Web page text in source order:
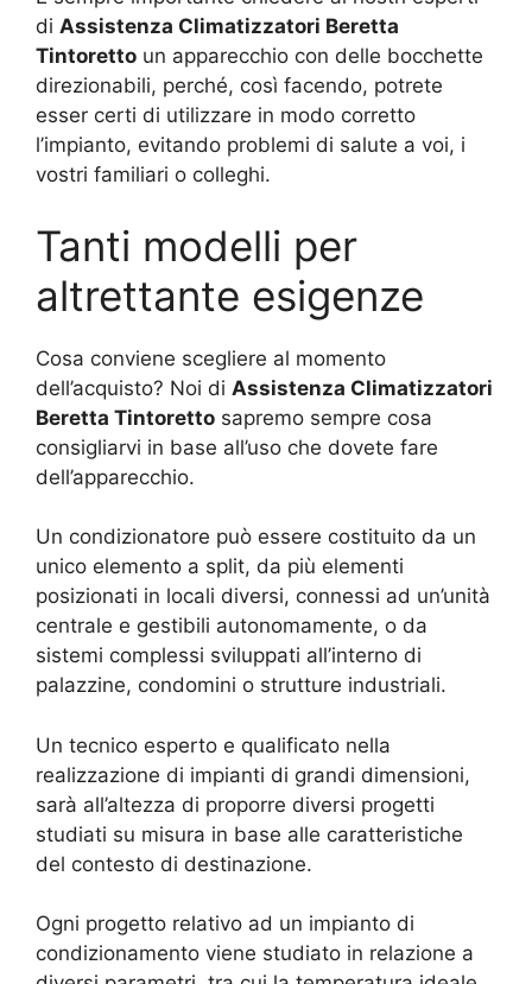
di Assistenza Climatizzatori Beretta
Tintoretto un apparecchio con delle bocchette
direzionabili, perché, così facendo, potrete
esser certi di utilizzare in modo corretto
l’impianto, evitando problemi di salute a voi, i
vostri familiari o colleghi.
Tanti modelli per
altrettante esigenze
Cosa conviene scegliere al momento
dell’acquisto? Noi di Assistenza Climatizzatori
Beretta Tintoretto sapremo sempre cosa
consigliarvi in base all’uso che dovete fare
dell’apparecchio.
Un condizionatore può essere costituito da un
unico elemento a split, da più elementi
posizionati in locali diversi, connessi ad un’unità
centrale e gestibili autonomamente, o da
sistemi complessi sviluppati all’interno di
palazzine, condomini o strutture industriali.
Un tecnico esperto e qualificato nella
realizzazione di impianti di grandi dimensioni,
sarà all’altezza di proporre diversi progetti
studiati su misura in base alle caratteristiche
del contesto di destinazione.
Ogni progetto relativo ad un impianto di
condizionamento viene studiato in relazione a